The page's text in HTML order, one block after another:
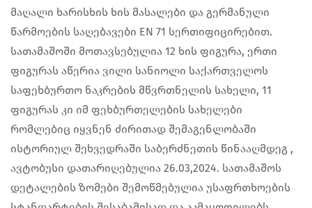
მაღალი ხარისხის ხის მასალები და გერმანული
წარმოების საღებავები EN 71 სერთიფიცირებით.
სათამაშოში მოთავსებულია 12 ხის ფიგურა, ერთი
ფიგურას აწერია ვილი სანიოლი საქართველოს
საფეხბურთო ნაკრების მწვრთნელის სახელი, 11
ფიგურას კი იმ ფეხბურთელების სახელები
რომლებიც იყვნენ ძირითად შემაგენლობაში
ისტორიულ შეხვედრაში საბერძნეთის წინააღმდეგ ,
ავტობუსი დათარიღებულია 26.03,2024. სათამაშოს
დეტალების ზომები შემოწმებულია უსაფრთხოების